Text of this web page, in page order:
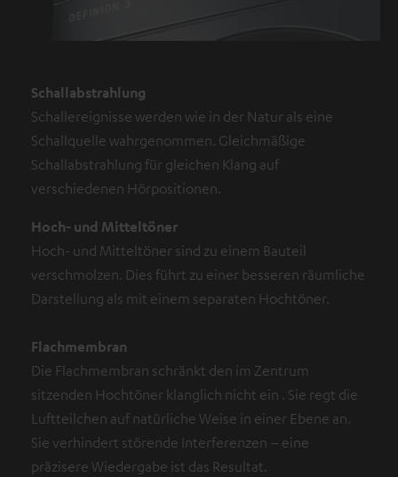
Schallabstrahlung
Schallereignisse werden wie in der Natur als eine
Schallquelle wahrgenommen. Gleichmäßige
Schallabstrahlung für gleichen Klang auf
verschiedenen Hörpositionen.
Hoch- und Mitteltöner
Hoch- und Mitteltöner sind zu einem Bauteil
verschmolzen. Dies führt zu einer besseren räumliche
Darstellung als mit einem separaten Hochtöner.
Flachmembran
Die Flachmembran schränkt den im Zentrum
sitzenden Hochtöner klanglich nicht ein . Sie regt die
Luftteilchen auf natürliche Weise in einer Ebene an.
Sie verhindert störende Interferenzen – eine
präzisere Wiedergabe ist das Resultat.